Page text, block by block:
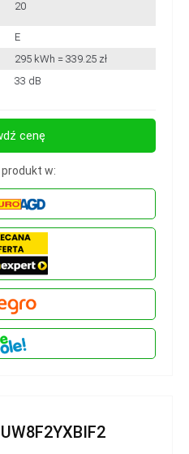
20
E
295 kWh = 339.25 zł
33 dB
cenę
w: